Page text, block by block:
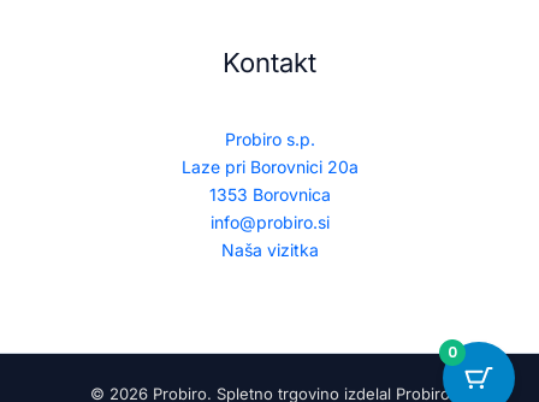
Kontakt
Probiro s.p.
Laze pri Borovnici 20a
1353 Borovnica
info@probiro.si
Naša vizitka
© 2026 Probiro. Spletno trgovino izdelal Probiro
0